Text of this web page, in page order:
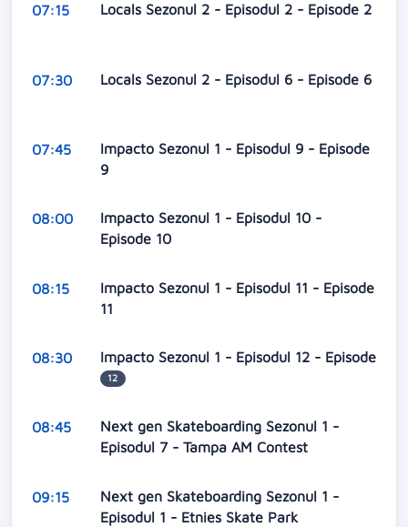
07:15 Locals Sezonul 2 - Episodul 2 - Episode 2
07:30 Locals Sezonul 2 - Episodul 6 - Episode 6
07:45
Impacto Sezonul 1 - Episodul 9 - Episode
9
08:00
Impacto Sezonul 1 - Episodul 10 -
Episode 10
08:15
Impacto Sezonul 1 - Episodul 11 - Episode
11
08:30 Impacto Sezonul 1 - Episodul 12 - Episode
12
08:45
Next gen Skateboarding Sezonul 1 -
Episodul 7 - Tampa AM Contest
09:15
Next gen Skateboarding Sezonul 1 -
Episodul 1 - Etnies Skate Park